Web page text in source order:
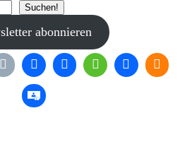
Suchen!
abonnieren